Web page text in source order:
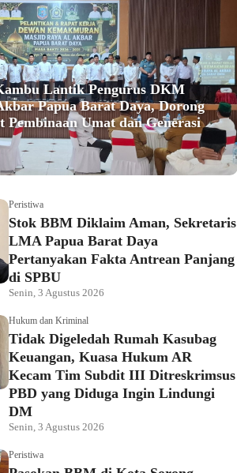
Lantik Pengurus DKM
Papua Barat Daya, Dorong
Pembinaan Umat dan Generasi
Peristiwa
Stok BBM Diklaim Aman, Sekretaris
LMA Papua Barat Daya
Pertanyakan Fakta Antrean Panjang
di SPBU
Senin, 3 Agustus 2026
Hukum dan Kriminal
Tidak Digeledah Rumah Kasubag
Keuangan, Kuasa Hukum AR
Kecam Tim Subdit III Ditreskrimsus
PBD yang Diduga Ingin Lindungi
DM
Senin, 3 Agustus 2026
Peristiwa